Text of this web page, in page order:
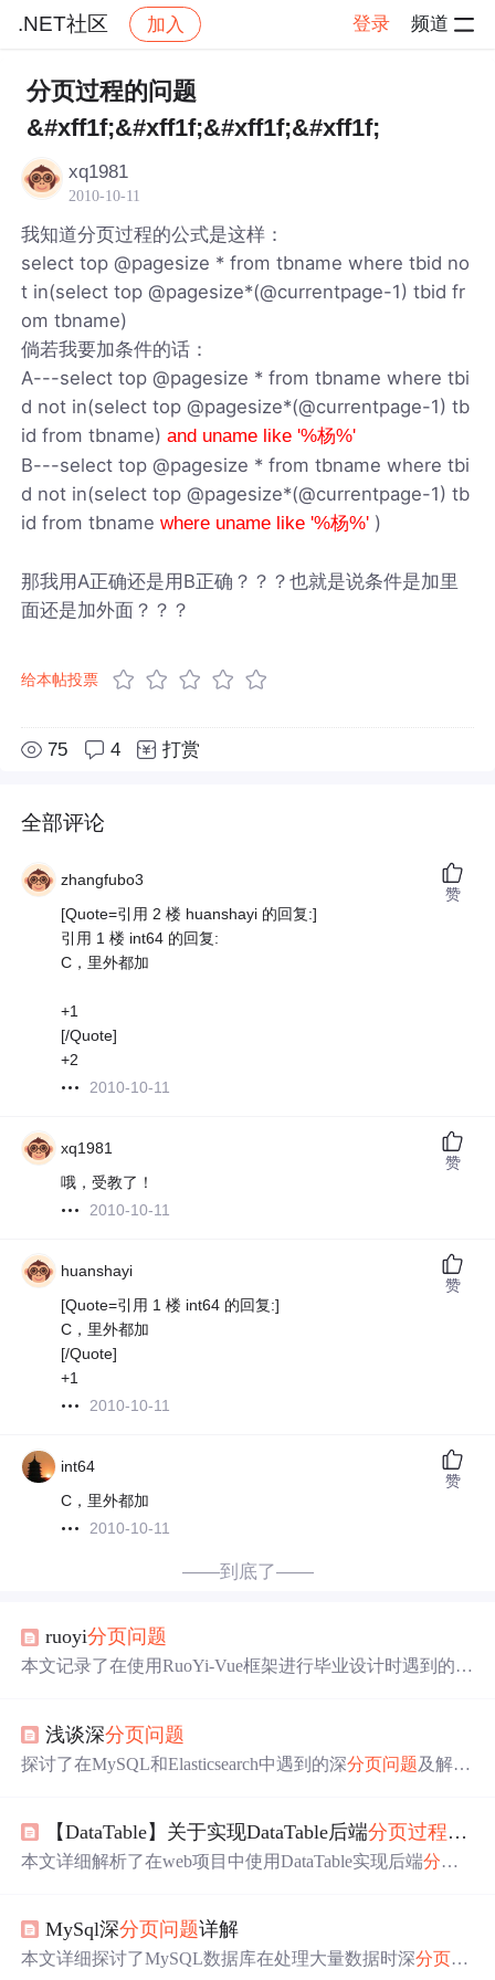
.NET社区 加入 登录 频道
社区 .NET社区
分页过程的问题
&#xff1f;&#xff1f;&#xff1f;&#xff1f;
xq1981
2010-10-11
我知道分页过程的公式是这样：
select top @pagesize * from tbname where tbid no
t in(select top @pagesize*(@currentpage-1) tbid fr
om tbname)
倘若我要加条件的话：
A---select top @pagesize * from tbname where tbi
d not in(select top @pagesize*(@currentpage-1) tb
id from tbname)and uname like '%杨%'
B---select top @pagesize * from tbname where tbi
d not in(select top @pagesize*(@currentpage-1) tb
id from tbnamewhere uname like '%杨%' )
那我用A正确还是用B正确？？？也就是说条件是加里
面还是加外面？？？
给本帖投票
75 4 打赏
全部评论
zhangfubo3
[Quote=引用 2 楼 huanshayi 的回复:]
引用 1 楼 int64 的回复:
C，里外都加
+1
[/Quote]
+2
2010-10-11
赞
xq1981
哦，受教了！
2010-10-11
赞
huanshayi
[Quote=引用 1 楼 int64 的回复:]
C，里外都加
[/Quote]
+1
2010-10-11
赞
int64
C，里外都加
2010-10-11
赞
——到底了——
ruoyi分页问题
本文记录了在使用RuoYi-Vue框架进行毕业设计时遇到的分
错误。
浅谈深分页问题
探讨了在MySQL和Elasticsearch中遇到的深分页问题及解决
【DataTable】关于实现DataTable后端分页过程中的
本文详细解析了在web项目中使用DataTable实现后端分页
MySql深分页问题详解
本文详细探讨了MySQL数据库在处理大量数据时深分页导